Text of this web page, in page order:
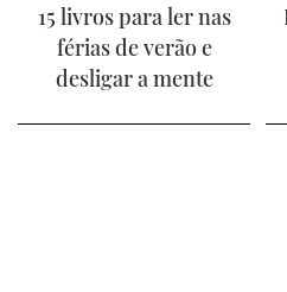
15 livros para ler nas
férias de verão e
desligar a mente